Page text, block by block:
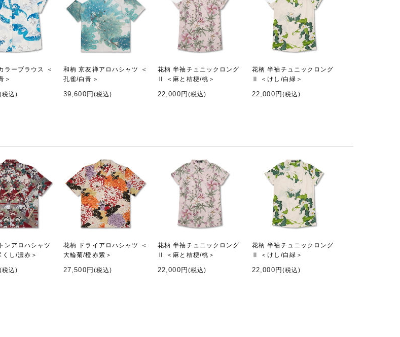
ラーブラウス ＜
＞
(税込)
和柄 京友禅アロハシャツ ＜
孔雀/白青＞
39,600円 (税込)
花柄 半袖チュニックロング
Ⅱ ＜麻と桔梗/桃＞
22,000円 (税込)
花柄 半袖チュニックロング
Ⅱ ＜けし/白緑＞
22,000円 (税込)
ンアロハシャツ
くし/濃赤＞
(税込)
花柄 ドライアロハシャツ ＜
大輪菊/橙赤紫＞
27,500円 (税込)
花柄 半袖チュニックロング
Ⅱ ＜麻と桔梗/桃＞
22,000円 (税込)
花柄 半袖チュニックロング
Ⅱ ＜けし/白緑＞
22,000円 (税込)